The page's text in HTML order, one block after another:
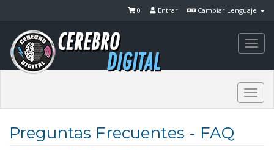
Cambiar Lenguaje
Entrar
0
Preguntas Frecuentes - FAQ